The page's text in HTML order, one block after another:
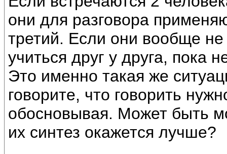
они для разговора
третий. Если они вообще
учиться друг у друга, пока
Это именно такая же
говорите, что говорить
обосновывая. Может быть
их синтез окажется лучше?